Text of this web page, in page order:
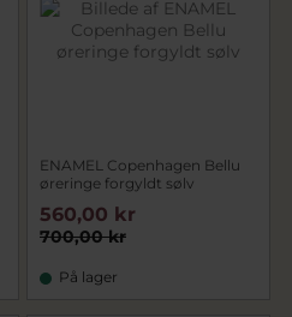
ENAMEL Copenhagen Bellu
øreringe forgyldt sølv
700,00 kr
560,00 kr
På lager